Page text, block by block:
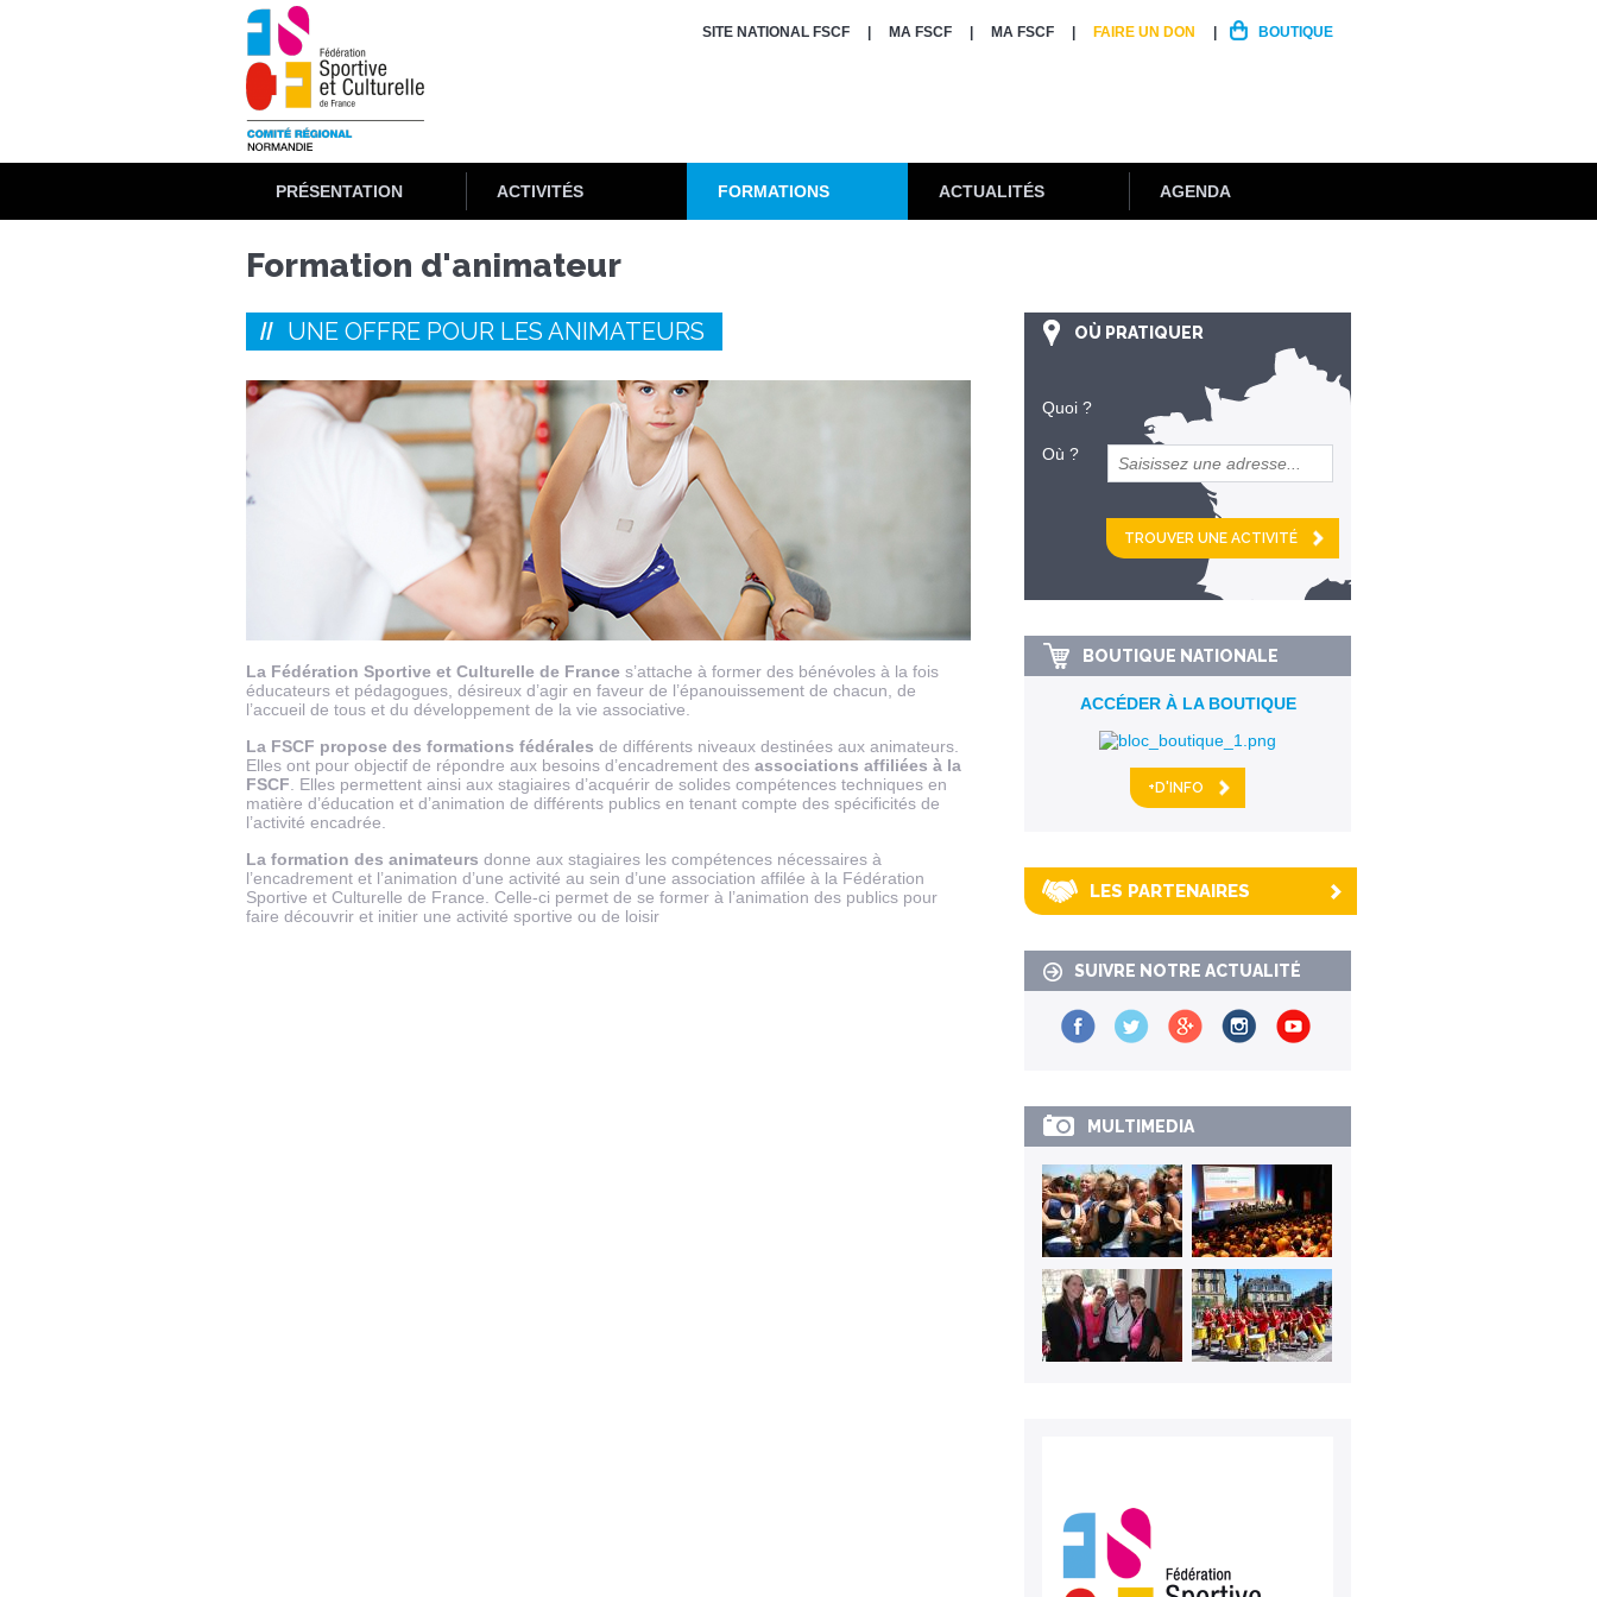
SITE NATIONAL FSCF MA FSCF MA FSCF FAIRE UN DON BOUTIQUE
PRÉSENTATION ACTIVITÉS FORMATIONS ACTUALITÉS AGENDA
Formation d'animateur
UNE OFFRE POUR LES ANIMATEURS
La Fédération Sportive et Culturelle de France s’attache à former des bénévoles à la fois
éducateurs et pédagogues, désireux d’agir en faveur de l’épanouissement de chacun, de
l’accueil de tous et du développement de la vie associative.
La FSCF propose des formations fédérales de différents niveaux destinées aux animateurs.
Elles ont pour objectif de répondre aux besoins d’encadrement des associations affiliées à la
FSCF . Elles permettent ainsi aux stagiaires d’acquérir de solides compétences techniques en
matière d’éducation et d’animation de différents publics en tenant compte des spécificités de
l’activité encadrée.
La formation des animateurs donne aux stagiaires les compétences nécessaires à
l’encadrement et l’animation d’une activité au sein d’une association affilée à la Fédération
Sportive et Culturelle de France. Celle-ci permet de se former à l’animation des publics pour
faire découvrir et initier une activité sportive ou de loisir
OÙ PRATIQUER
Quoi ?
Où ?
et
km alentour
BOUTIQUE NATIONALE
ACCÉDER À LA BOUTIQUE
+D'INFO
LES PARTENAIRES
SUIVRE NOTRE ACTUALITÉ
MULTIMEDIA